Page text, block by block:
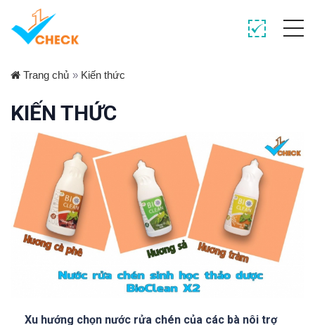
Trang chủ » Kiến thức
KIẾN THỨC
Xu hướng chọn nước rửa chén của các bà nôi trợ